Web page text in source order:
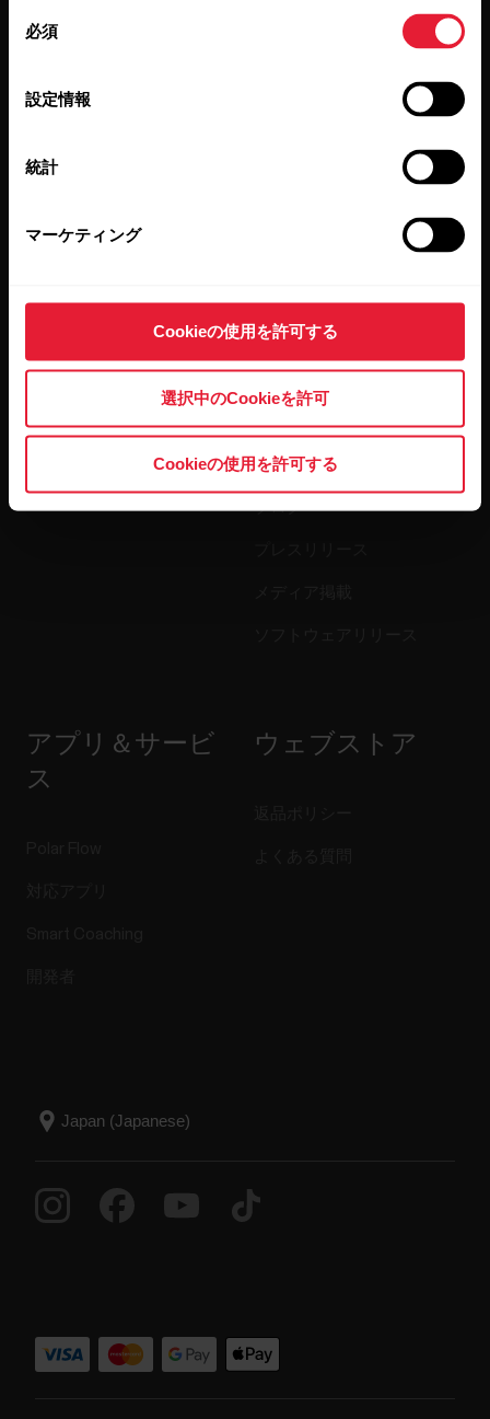
必須
設定情報
統計
マーケティング
Cookieの使用を許可する
選択中のCookieを許可
Cookieの使用を許可する
からの E メールを受信することに同意し、また弊社プライ
バシーポリシー
製品
心拍センサー
Polarについて
科学
ビジネス向けPolar
ブログ
アプリ＆サービ
ス
ウェブストア